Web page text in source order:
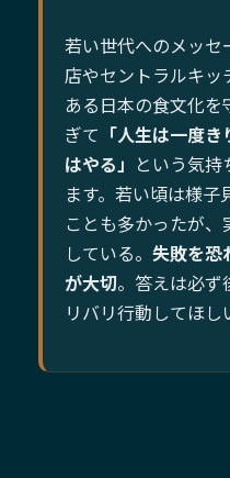
若い世代へのメッセ
店やセントラルキッ
ある日本の食文化
ぎて 「人生は一度
はやる」 という気
ます。若い頃は様
ことも多かったが
している。 失敗を恐
が大切。答えは必ず
リバリ行動してほし